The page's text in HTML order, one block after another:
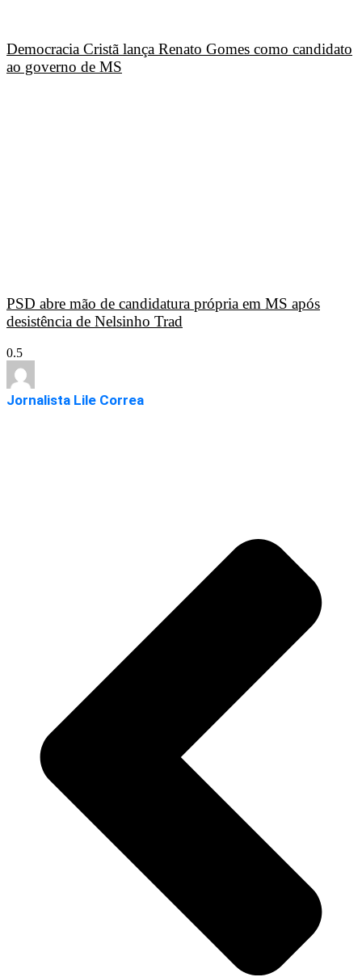
Democracia Cristã lança Renato Gomes como candidato
ao governo de MS
PSD abre mão de candidatura própria em MS após
desistência de Nelsinho Trad
Jornalista Lile Correa